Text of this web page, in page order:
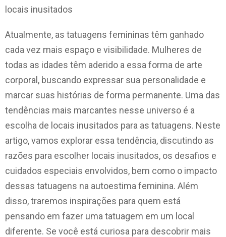
locais inusitados
Atualmente, as tatuagens femininas têm ganhado
cada vez mais espaço e visibilidade. Mulheres de
todas as idades têm aderido a essa forma de arte
corporal, buscando expressar sua personalidade e
marcar suas histórias de forma permanente. Uma das
tendências mais marcantes nesse universo é a
escolha de locais inusitados para as tatuagens. Neste
artigo, vamos explorar essa tendência, discutindo as
razões para escolher locais inusitados, os desafios e
cuidados especiais envolvidos, bem como o impacto
dessas tatuagens na autoestima feminina. Além
disso, traremos inspirações para quem está
pensando em fazer uma tatuagem em um local
diferente. Se você está curiosa para descobrir mais